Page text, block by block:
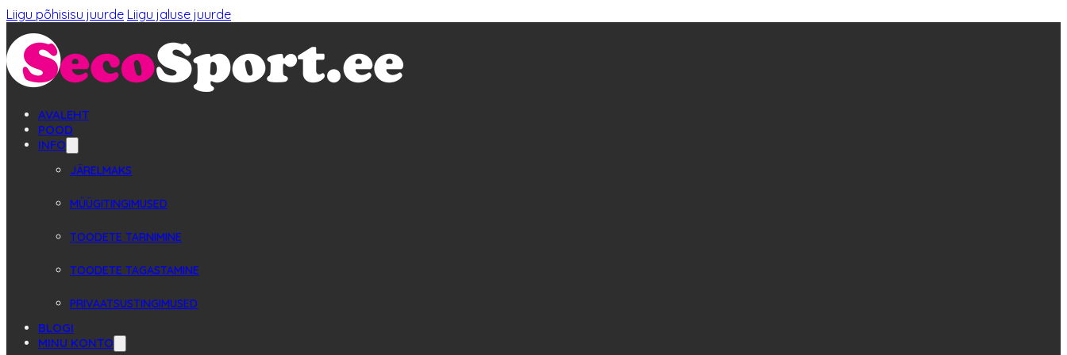
Liigu põhisisu juurde Liigu jaluse juurde
AVALEHT
POOD
INFO
JÄRELMAKS
MÜÜGITINGIMUSED
TOODETE TARNIMINE
TOODETE TAGASTAMINE
PRIVAATSUSTINGIMUSED
BLOGI
MINU KONTO